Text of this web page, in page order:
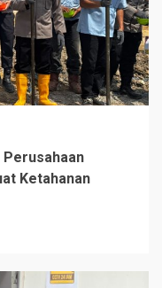
Perusahaan
Ketahanan